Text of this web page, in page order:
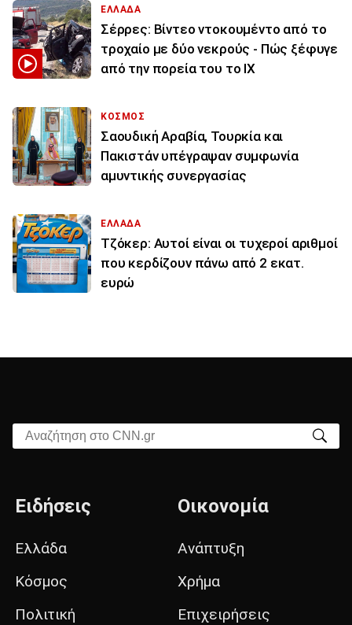
ΕΛΛΑΔΑ
Σέρρες: Βίντεο ντοκουμέντο από το
τροχαίο με δύο νεκρούς - Πώς ξέφυγε
από την πορεία του το ΙΧ
ΚΟΣΜΟΣ
Σαουδική Αραβία, Τουρκία και
Πακιστάν υπέγραψαν συμφωνία
αμυντικής συνεργασίας
ΕΛΛΑΔΑ
Τζόκερ: Αυτοί είναι οι τυχεροί αριθμοί
που κερδίζουν πάνω από 2 εκατ.
ευρώ
Αναζήτηση στο CNN.gr
Ειδήσεις
Ελλάδα
Κόσμος
Πολιτική
Οικονομία
Ανάπτυξη
Χρήμα
Επιχειρήσεις